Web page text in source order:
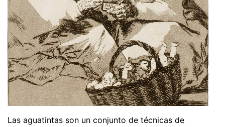
Las aguatintas son un conjunto de técnicas de